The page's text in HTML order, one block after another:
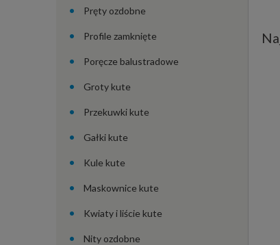
Pręty ozdobne
Profile zamknięte
Poręcze balustradowe
Groty kute
Przekuwki kute
Gałki kute
Kule kute
Maskownice kute
Kwiaty i liście kute
Nity ozdobne